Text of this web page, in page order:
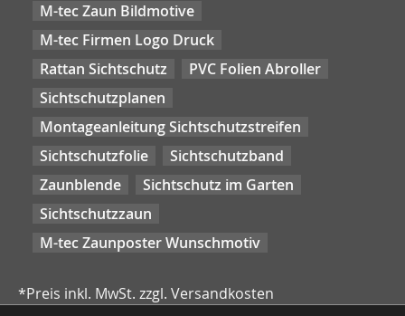
M-tec Zaun Bildmotive
M-tec Firmen Logo Druck
Rattan Sichtschutz
PVC Folien Abroller
Sichtschutzplanen
Montageanleitung Sichtschutzstreifen
Sichtschutzfolie
Sichtschutzband
Zaunblende
Sichtschutz im Garten
Sichtschutzzaun
M-tec Zaunposter Wunschmotiv
*Preis inkl. MwSt. zzgl. Versandkosten